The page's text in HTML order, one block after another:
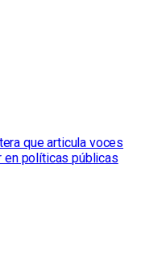
que articula voces
en políticas públicas